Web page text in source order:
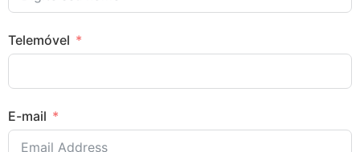
Telemóvel
E-mail